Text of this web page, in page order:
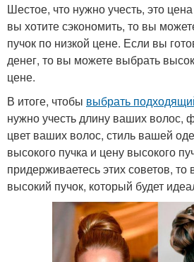
Шестое, что нужно учесть, это
вы хотите сэкономить, то вы
пучок по низкой цене. Если вы
денег, то вы можете выбрать
цене.
В итоге, чтобы выбрать
нужно учесть длину ваших волос,
цвет ваших волос, стиль вашей
высокого пучка и цену высокого
придерживаетесь этих советов,
высокий пучок, который будет